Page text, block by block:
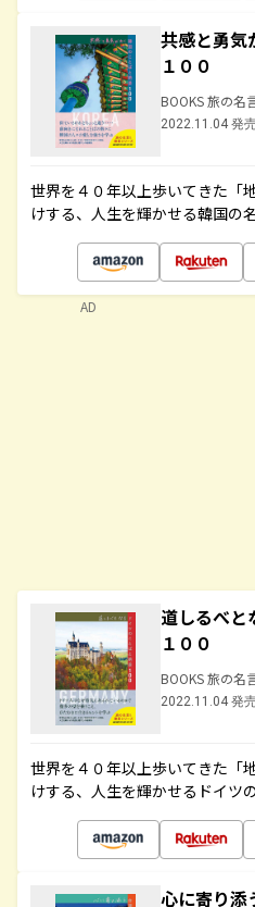
共感と勇気
１００
BOOKS 旅の名
2022.11.04 発
世界を４０年以上歩いてきた「
けする、人生を輝かせる韓国の
道しるべと
１００
BOOKS 旅の名
2022.11.04 発
世界を４０年以上歩いてきた「
けする、人生を輝かせるドイツ
心に寄り添
AD